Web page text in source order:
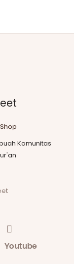
Komunitas
Youtube